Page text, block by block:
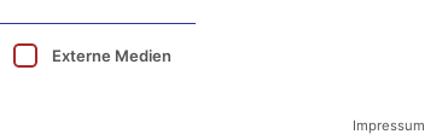
und die
erste Service-Gruppe ist essenziell
Externe Medien
Impressum